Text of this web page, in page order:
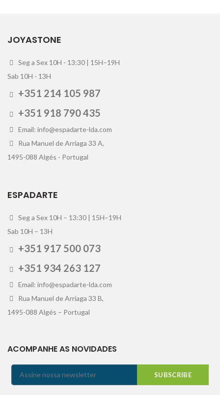
JOYASTONE
Seg a Sex 10H - 13:30 | 15H–19H
Sab 10H - 13H
+351 214 105 987
+351 918 790 435
Email: info@espadarte-lda.com
Rua Manuel de Arriaga 33 A,
1495-088 Algés - Portugal
ESPADARTE
Seg a Sex 10H – 13:30 | 15H–19H
Sab 10H – 13H
+351 917 500 073
+351 934 263 127
Email: info@espadarte-lda.com
Rua Manuel de Arriaga 33 B,
1495-088 Algés – Portugal
ACOMPANHE AS NOVIDADES